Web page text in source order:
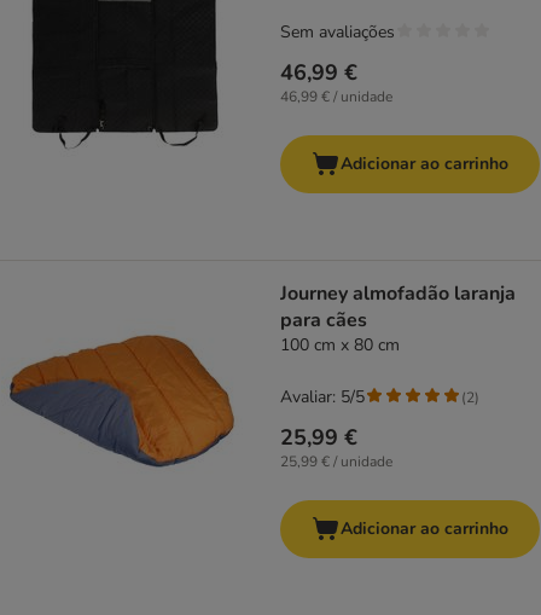
46,99 €
46,99 € / unidade
Sem avaliações
Adicionar ao carrinho
Journey almofadão laranja
para cães
100 cm x 80 cm
25,99 €
25,99 € / unidade
Avaliar: 5/5 (2)
Adicionar ao carrinho